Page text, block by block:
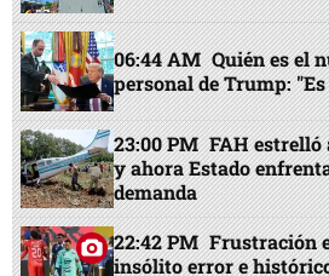
06:44 AM Quién es el
personal de Trump:
23:00 PM FAH estrelló
y ahora Estado
demanda
22:42 PM Frustración
insólito error e